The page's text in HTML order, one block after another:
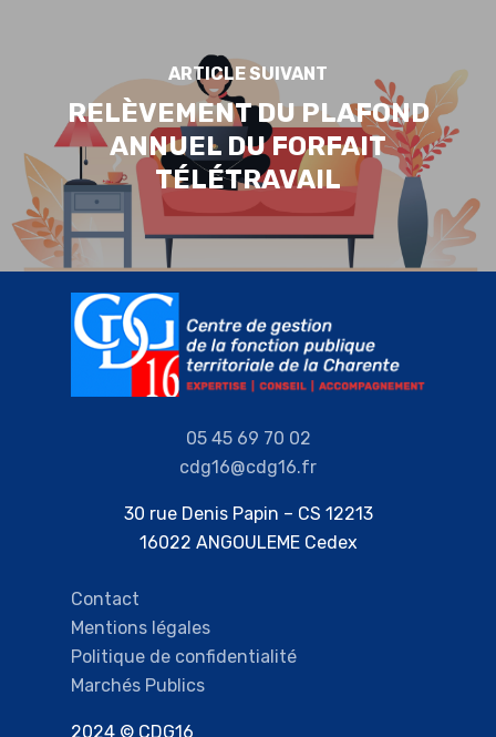
ARTICLE SUIVANT
RELÈVEMENT DU PLAFOND
ANNUEL DU FORFAIT
TÉLÉTRAVAIL
05 45 69 70 02
cdg16@cdg16.fr
30 rue Denis Papin – CS 12213
16022 ANGOULEME Cedex
Contact
Mentions légales
Politique de confidentialité
Marchés Publics
2024 © CDG16